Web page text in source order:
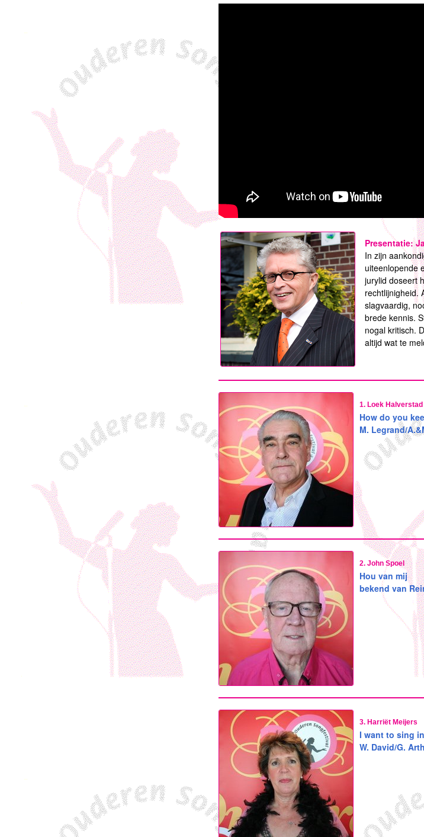
Presentatie:
In zijn
uiteenlopende
jurylid doseert
rechtlijnigheid.
slagvaardig,
brede kennis.
nogal kritisch.
altijd wat te
1. Loek Halverstad
How do you
M. Legrand/
2. John Spoel
Hou van mij
bekend van
3. Harriët Meijers
I want to sing
W. David/G.